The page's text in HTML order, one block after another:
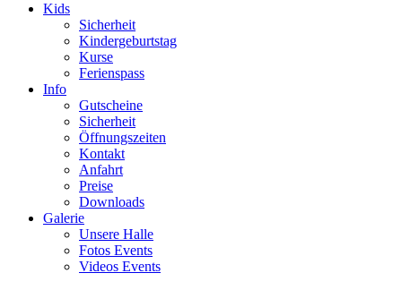
Kids
Sicherheit
Kindergeburtstag
Kurse
Ferienspass
Info
Gutscheine
Sicherheit
Öffnungszeiten
Kontakt
Anfahrt
Preise
Downloads
Galerie
Unsere Halle
Fotos Events
Videos Events